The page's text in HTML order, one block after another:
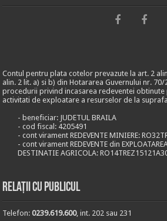
Contul pentru plata cotelor prevazute la art. 2
alin. 2 lit. a) si b) din Hotararea Guvernului nr.
procedurii privind incasarea redeventei obtinute
activitati de exploatare a resurselor de la
- beneficiar: JUDETUL BRAILA
- cod fiscal: 4205491
- cont virament REDEVENTE MINIERE:
- cont virament REDEVENTE din
DESTINATIE AGRICOLA:
Relații cu publicul
Telefon:0239.619.600, int. 202 sau 231